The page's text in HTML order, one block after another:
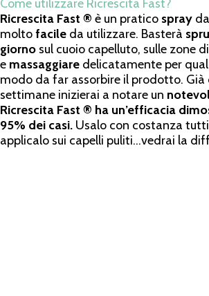
Come utilizzare Ricrescita Fast?
Ricrescita Fast ® è un pratico spray
moltofacile da utilizzare. Basterà
giorno sul cuoio capelluto, sulle zone
e massaggiare delicatamente per
modo da far assorbire il prodotto. Già
settimane inizierai a notare un
Ricrescita Fast ® ha un’efficacia
95% dei casi. Usalo con costanza
applicalo sui capelli puliti…vedrai la